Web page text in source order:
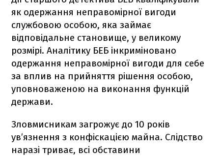
як одержання неправомірної вигоди
службовою особою, яка займає
відповідальне становище, у великому
розмірі. Аналітику БЕБ інкриміновано
одержання неправомірної вигоди для себе
за вплив на прийняття рішення особою,
уповноваженою на виконання функцій
держави.
Зловмисникам загрожує до 10 років
ув’язнення з конфіскацією майна. Слідство
наразі триває, всі обставини